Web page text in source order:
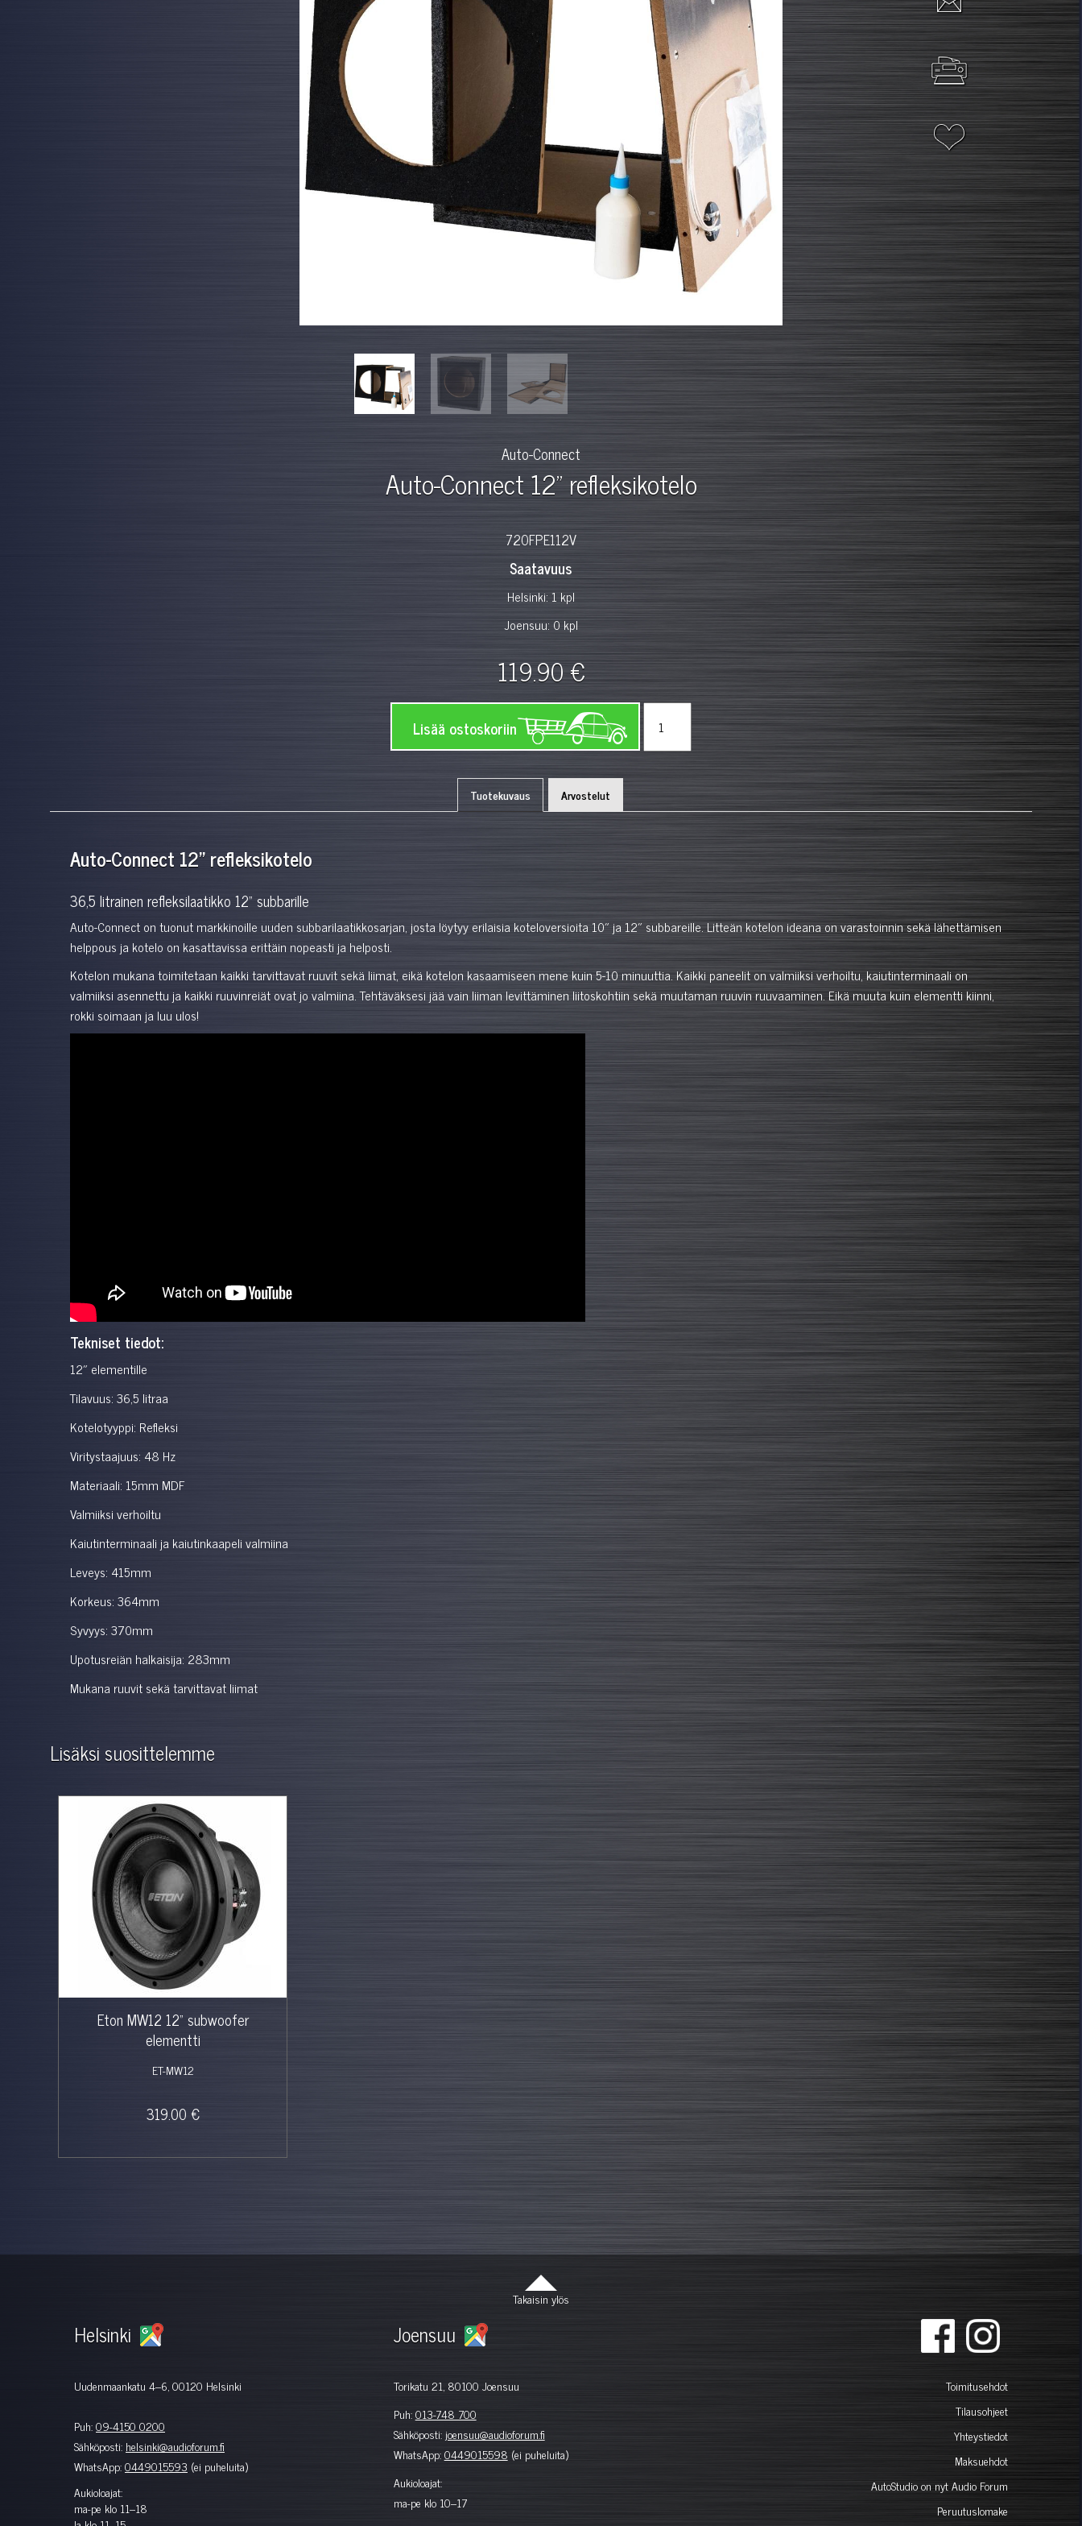
Auto-Connect
Auto-Connect 12" refleksikotelo
720FPE112V
Saatavuus
Helsinki: 1 kpl
Joensuu: 0 kpl
119.90 €
Lisää ostoskoriin
Tuotekuvaus Arvostelut
Auto-Connect 12" refleksikotelo
36,5 litrainen refleksilaatikko 12" subbarille
Auto-Connect on tuonut markkinoille uuden subbarilaatikkosarjan, josta löytyy erilaisia koteloversioita 10″ ja 12″ subbareille. Litteän kotelon ideana on varastoinnin sekä lähettämisen
helppous ja kotelo on kasattavissa erittäin nopeasti ja helposti.
Kotelon mukana toimitetaan kaikki tarvittavat ruuvit sekä liimat, eikä kotelon kasaamiseen mene kuin 5-10 minuuttia. Kaikki paneelit on valmiiksi verhoiltu, kaiutinterminaali on
valmiiksi asennettu ja kaikki ruuvinreiät ovat jo valmiina. Tehtäväksesi jää vain liiman levittäminen liitoskohtiin sekä muutaman ruuvin ruuvaaminen. Eikä muuta kuin elementti kiinni,
rokki soimaan ja luu ulos!
Tekniset tiedot:
12″ elementille
Tilavuus: 36,5 litraa
Kotelotyyppi: Refleksi
Viritystaajuus: 48 Hz
Materiaali: 15mm MDF
Valmiiksi verhoiltu
Kaiutinterminaali ja kaiutinkaapeli valmiina
Leveys: 415mm
Korkeus: 364mm
Syvyys: 370mm
Upotusreiän halkaisija: 283mm
Mukana ruuvit sekä tarvittavat liimat
Lisäksi suosittelemme
Eton MW12 12" subwoofer
elementti
ET-MW12
319.00 €
Takaisin ylös
Helsinki
Uudenmaankatu 4–6, 00120 Helsinki
Puh:09-4150 0200
Sähköposti: helsinki@audioforum.fi
WhatsApp:0449015593 (ei puheluita)
Aukioloajat:
ma-pe klo 11–18
Joensuu
Torikatu 21, 80100 Joensuu
Puh:013-748 700
Sähköposti: joensuu@audioforum.fi
WhatsApp:0449015598 (ei puheluita)
Aukioloajat:
ma-pe klo 10–17
Toimitusehdot
Tilausohjeet
Yhteystiedot
Maksuehdot
AutoStudio on nyt Audio Forum
Peruutuslomake